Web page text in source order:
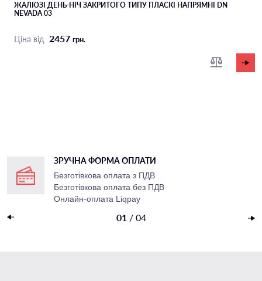
ЖАЛЮЗІ ДЕНЬ-НІЧ ЗАКРИТОГО ТИПУ ПЛАСКІ НАПРЯМНІ DN
NEVADA 03
Ціна від 2457 грн.
ЗРУЧНА ФОРМА ОПЛАТИ
Безготівкова оплата з ПДВ
Безготівкова оплата без ПДВ
Онлайн-оплата Liqpay
01 / 04